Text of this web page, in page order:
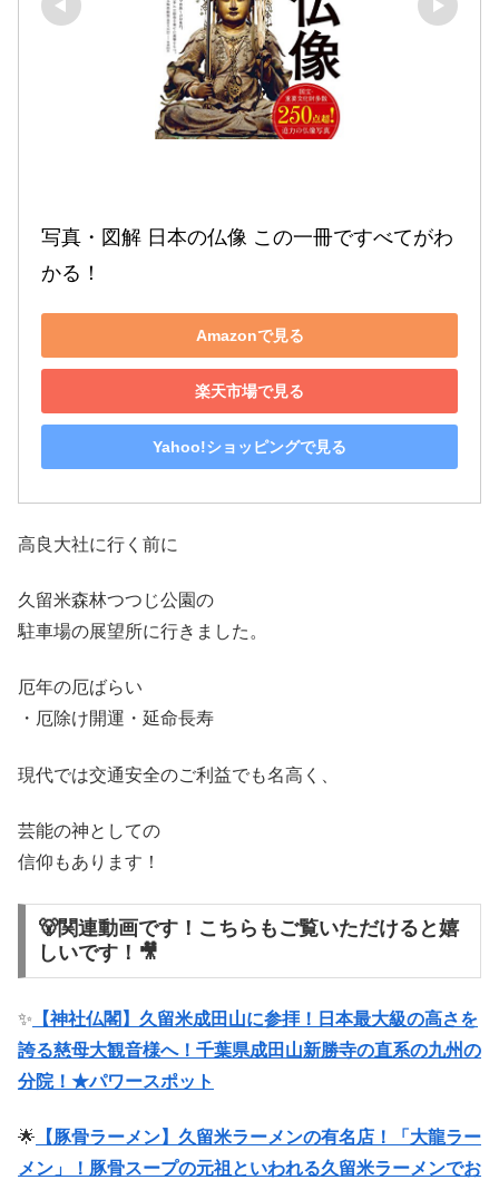
写真・図解 日本の仏像 この一冊ですべてがわ
かる！
Amazonで見る
楽天市場で見る
Yahoo!ショッピングで見る
高良大社に行く前に
久留米森林つつじ公園の
駐車場の展望所に行きました。
厄年の厄ばらい
・厄除け開運・延命長寿
現代では交通安全のご利益でも名高く、
芸能の神としての
信仰もあります！
🐻関連動画です！こちらもご覧いただけると嬉
しいです！🎥
✨ 【神社仏閣】久留米成田山に参拝！日本最大級の高さを
誇る慈母大観音様へ！千葉県成田山新勝寺の直系の九州の
分院！★パワースポット
🌟 【豚骨ラーメン】久留米ラーメンの有名店！「大龍ラー
メン」！豚骨スープの元祖といわれる久留米ラーメンでお